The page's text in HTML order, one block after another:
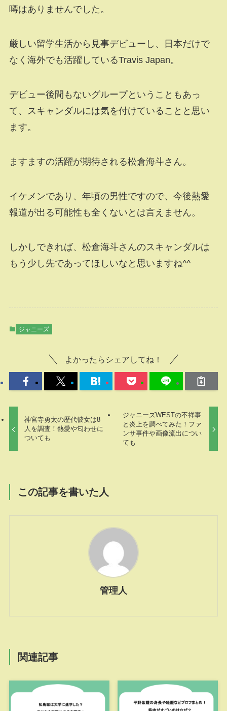
噂はありませんでした。
厳しい留学生活から見事デビューし、日本だけで
なく海外でも活躍しているTravis Japan。
デビュー後間もないグループということもあっ
て、スキャンダルには気を付けていることと思い
ます。
ますますの活躍が期待される松倉海斗さん。
イケメンであり、年頃の男性ですので、今後熱愛
報道が出る可能性も全くないとは言えません。
しかしできれば、松倉海斗さんのスキャンダルは
もう少し先であってほしいなと思いますね^^
ジャニーズ
よかったらシェアしてね！
神宮寺勇太の歴代彼女は8
人を調査！熱愛や匂わせに
ついても
ジャニーズWESTの不祥事
と炎上を調べてみた！ファ
ンサ事件や画像流出につい
ても
この記事を書いた人
管理人
関連記事